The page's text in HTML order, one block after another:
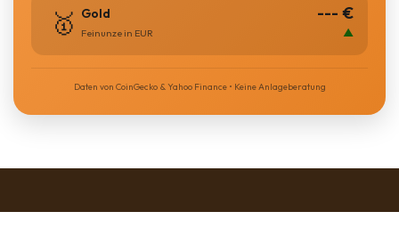
🥇 Gold
Feinunze in EUR
--- €
▲
Daten von CoinGecko & Yahoo Finance • Keine Anlageberatung